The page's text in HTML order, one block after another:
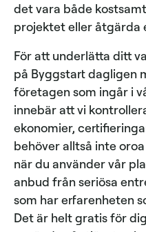
det vara både
projektet eller åtgärda
För att underlätta ditt
på Byggstart dagligen
företagen som ingår i
innebär att vi
ekonomier,
behöver alltså inte
när du använder vår
anbud från seriösa
som har erfarenheten
Det är helt gratis för